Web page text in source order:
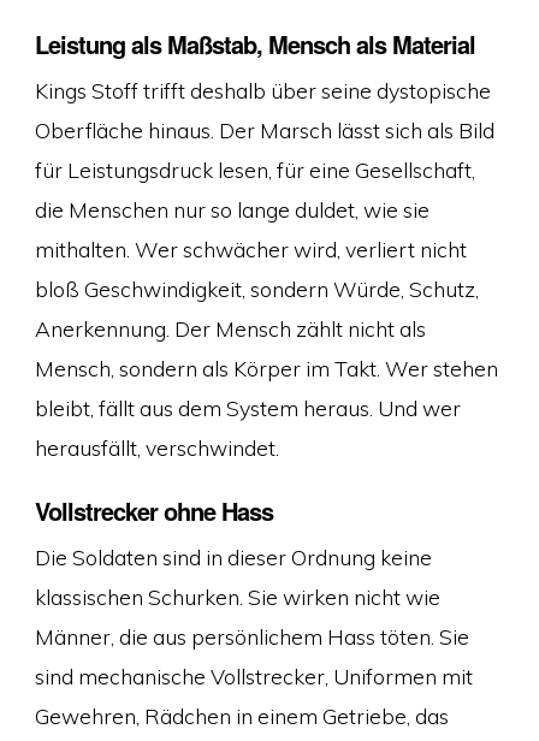
Leistung als Maßstab, Mensch als Material
Kings Stoff trifft deshalb über seine dystopische
Oberfläche hinaus. Der Marsch lässt sich als Bild
für Leistungsdruck lesen, für eine Gesellschaft,
die Menschen nur so lange duldet, wie sie
mithalten. Wer schwächer wird, verliert nicht
bloß Geschwindigkeit, sondern Würde, Schutz,
Anerkennung. Der Mensch zählt nicht als
Mensch, sondern als Körper im Takt. Wer stehen
bleibt, fällt aus dem System heraus. Und wer
herausfällt, verschwindet.
Vollstrecker ohne Hass
Die Soldaten sind in dieser Ordnung keine
klassischen Schurken. Sie wirken nicht wie
Männer, die aus persönlichem Hass töten. Sie
sind mechanische Vollstrecker, Uniformen mit
Gewehren, Rädchen in einem Getriebe, das